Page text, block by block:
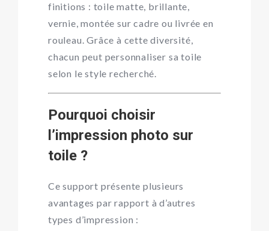
finitions : toile matte, brillante,
vernie, montée sur cadre ou livrée en
rouleau. Grâce à cette diversité,
chacun peut personnaliser sa toile
selon le style recherché.
Pourquoi choisir
l’impression photo sur
toile ?
Ce support présente plusieurs
avantages par rapport à d’autres
types d’impression :